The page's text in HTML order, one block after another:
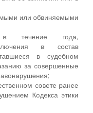
или обвиняемыми
течение года,
в состав
в судебном
за совершенные
совете ранее
Кодекса этики